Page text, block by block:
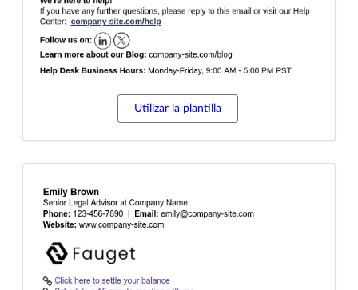
Utilizar la plantilla